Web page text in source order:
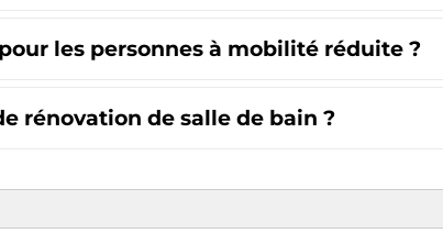
les personnes à mobilité réduite ?
rénovation de salle de bain ?